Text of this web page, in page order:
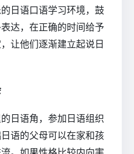
日语口语学习环境，鼓
达，在正确的时间给予
让他们逐渐建立起说日
日语角，参加日语组织
语的父母可以在家和孩